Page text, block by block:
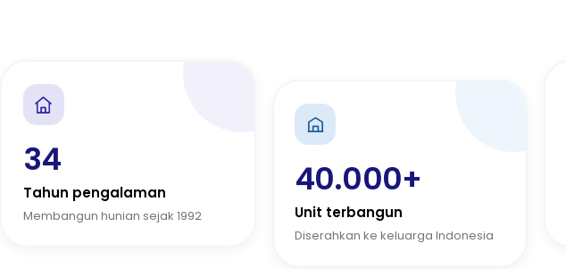
34
Tahun pengalaman
Membangun hunian sejak 1992
40.000+
Unit terbangun
Diserahkan ke keluarga Indonesia